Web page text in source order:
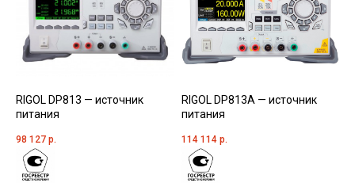
RIGOL DP813 — источник
питания
98 127 р.
RIGOL DP813A — источник
питания
114 114 р.